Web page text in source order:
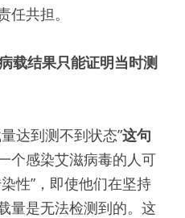
共担。
载结果只能证明当时测
达到测不到状态”这句
个感染艾滋病毒的人可
性”，即使他们在坚持
量是无法检测到的。这